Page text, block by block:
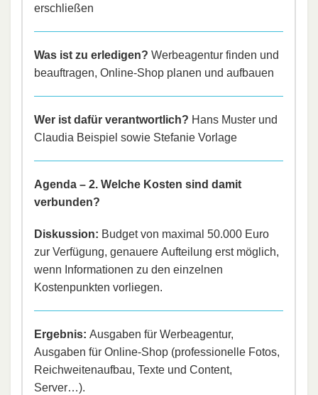
erschließen
Was ist zu erledigen? Werbeagentur finden und
beauftragen, Online-Shop planen und aufbauen
Wer ist dafür verantwortlich? Hans Muster und
Claudia Beispiel sowie Stefanie Vorlage
Agenda – 2. Welche Kosten sind damit
verbunden?
Diskussion: Budget von maximal 50.000 Euro
zur Verfügung, genauere Aufteilung erst möglich,
wenn Informationen zu den einzelnen
Kostenpunkten vorliegen.
Ergebnis: Ausgaben für Werbeagentur,
Ausgaben für Online-Shop (professionelle Fotos,
Reichweitenaufbau, Texte und Content,
Server…).